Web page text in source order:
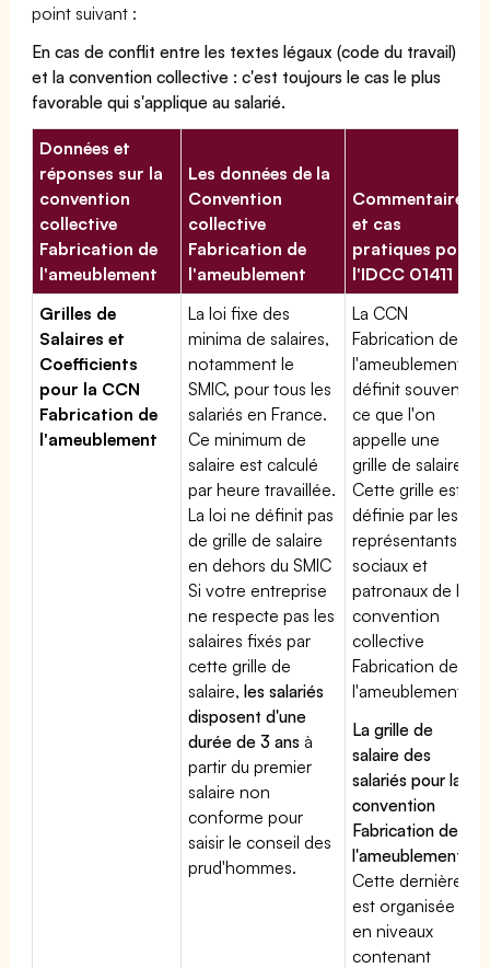
point suivant :
En cas de conflit entre les textes légaux (code du travail)
et la convention collective : c'est toujours le cas le plus
favorable qui s'applique au salarié.
Données et
réponses sur la
convention
collective
Fabrication de
l'ameublement
Les données de la
Convention
collective
Fabrication de
l'ameublement
Commentaires
et cas
pratiques pour
l'IDCC 01411
Grilles de
Salaires et
Coefficients
pour la CCN
Fabrication de
l'ameublement
La loi fixe des
minima de salaires,
notamment le
SMIC, pour tous les
salariés en France.
Ce minimum de
salaire est calculé
par heure travaillée.
La loi ne définit pas
de grille de salaire
en dehors du SMIC
Si votre entreprise
ne respecte pas les
salaires fixés par
cette grille de
salaire,les salariés
disposent d'une
durée de 3 ans à
partir du premier
salaire non
conforme pour
saisir le conseil des
prud'hommes.
La CCN
Fabrication de
l'ameublement
définit souvent
ce que l'on
appelle une
grille de salaires.
Cette grille est
définie par les
représentants
sociaux et
patronaux de la
convention
collective
Fabrication de
l'ameublement
La grille de
salaire des
salariés pour la
convention
Fabrication de
l'ameublement
Cette dernière
est organisée
en niveaux
contenant